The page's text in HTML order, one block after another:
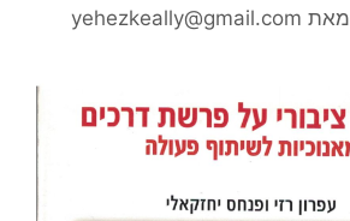
מאת yehezkeally@gmail.com